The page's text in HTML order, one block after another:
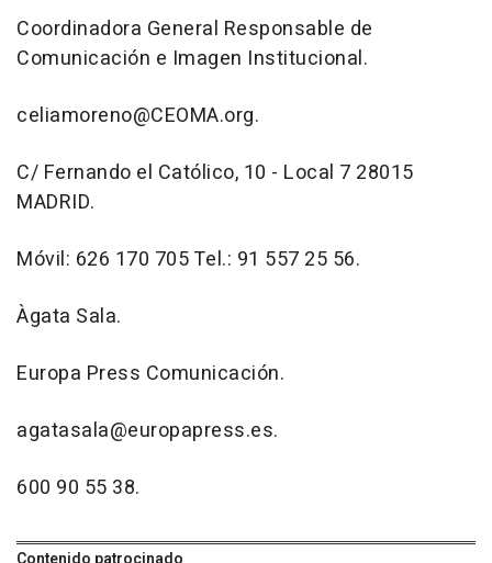
Coordinadora General Responsable de
Comunicación e Imagen Institucional.
celiamoreno@CEOMA.org.
C/ Fernando el Católico, 10 - Local 7 28015
MADRID.
Móvil: 626 170 705 Tel.: 91 557 25 56.
Àgata Sala.
Europa Press Comunicación.
agatasala@europapress.es.
600 90 55 38.